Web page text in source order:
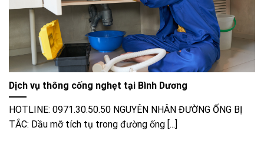
Dịch vụ thông cống nghẹt tại Bình Dương
HOTLINE: 0971.30.50.50 NGUYÊN NHÂN ĐƯỜNG ỐNG BỊ
TẮC: Dầu mỡ tích tụ trong đường ống [...]